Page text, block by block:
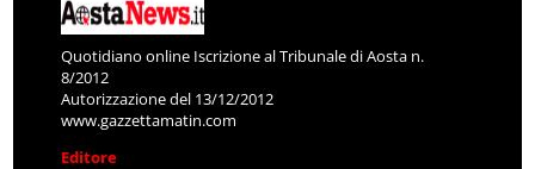
Quotidiano online Iscrizione al Tribunale di Aosta n.
8/2012
Autorizzazione del 13/12/2012
www.gazzettamatin.com
Editore